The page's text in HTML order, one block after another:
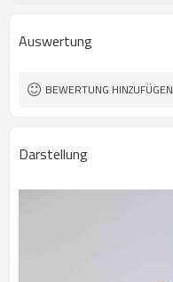
Label & Tag
Auswertung
BEWERTUNG HINZUFÜGEN
Darstellung